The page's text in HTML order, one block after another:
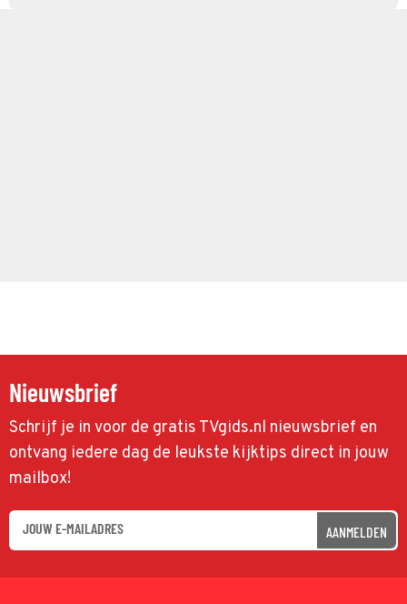
Nieuwsbrief
Schrijf je in voor de gratis TVgids.nl nieuwsbrief en
ontvang iedere dag de leukste kijktips direct in jouw
mailbox!
AANMELDEN